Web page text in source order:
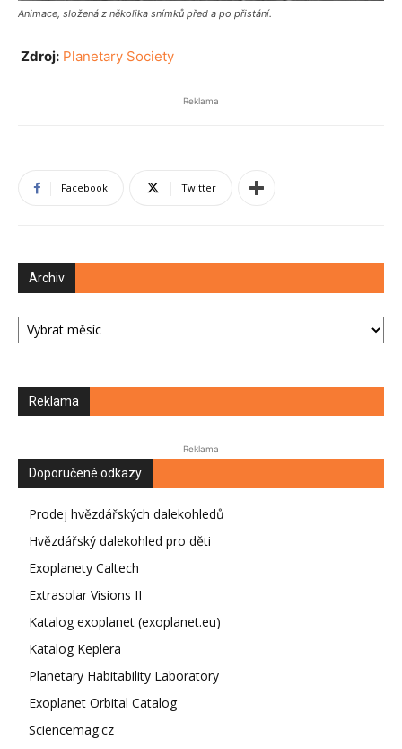
Animace, složená z několika snímků před a po přistání.
Zdroj: Planetary Society
Reklama
Facebook Twitter
Archiv
Archiv
Reklama
Reklama
Doporučené odkazy
Prodej hvězdářských dalekohledů
Hvězdářský dalekohled pro děti
Exoplanety Caltech
Extrasolar Visions II
Katalog exoplanet (exoplanet.eu)
Katalog Keplera
Planetary Habitability Laboratory
Exoplanet Orbital Catalog
Sciencemag.cz